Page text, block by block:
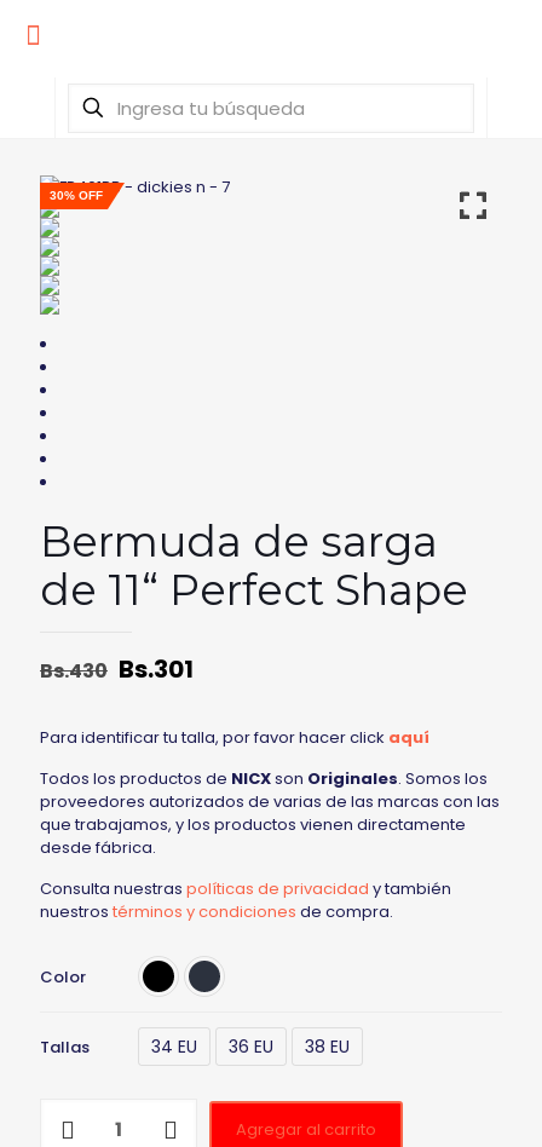
30% OFF
Bermuda de sarga
de 11“ Perfect Shape
Bs.430 Bs.301
Para identificar tu talla, por favor hacer click aquí
Todos los productos de NICXson Originales. Somos los
proveedores autorizados de varias de las marcas con las
que trabajamos, y los productos vienen directamente
desde fábrica.
Consulta nuestras políticas de privacidad y también
nuestros términos y condiciones de compra.
Color
Tallas 34 EU 36 EU 38 EU
Agregar al carrito